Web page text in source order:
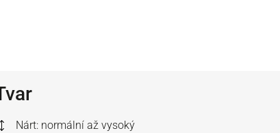
Nárt: normální až vysoký